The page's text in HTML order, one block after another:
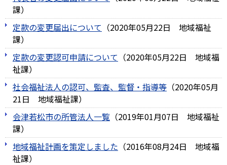
課）
定款の変更届出について （2020年05月22日
地域福祉
課）
定款の変更認可申請について （2020年05月22日
地域福
祉課）
社会福祉法人の認可、監査、監督・指導等 （2020年05月
21日
地域福祉課）
会津若松市の所管法人一覧 （2019年01月07日
地域福祉
課）
地域福祉計画を策定しました （2016年08月24日
地域福
祉課）